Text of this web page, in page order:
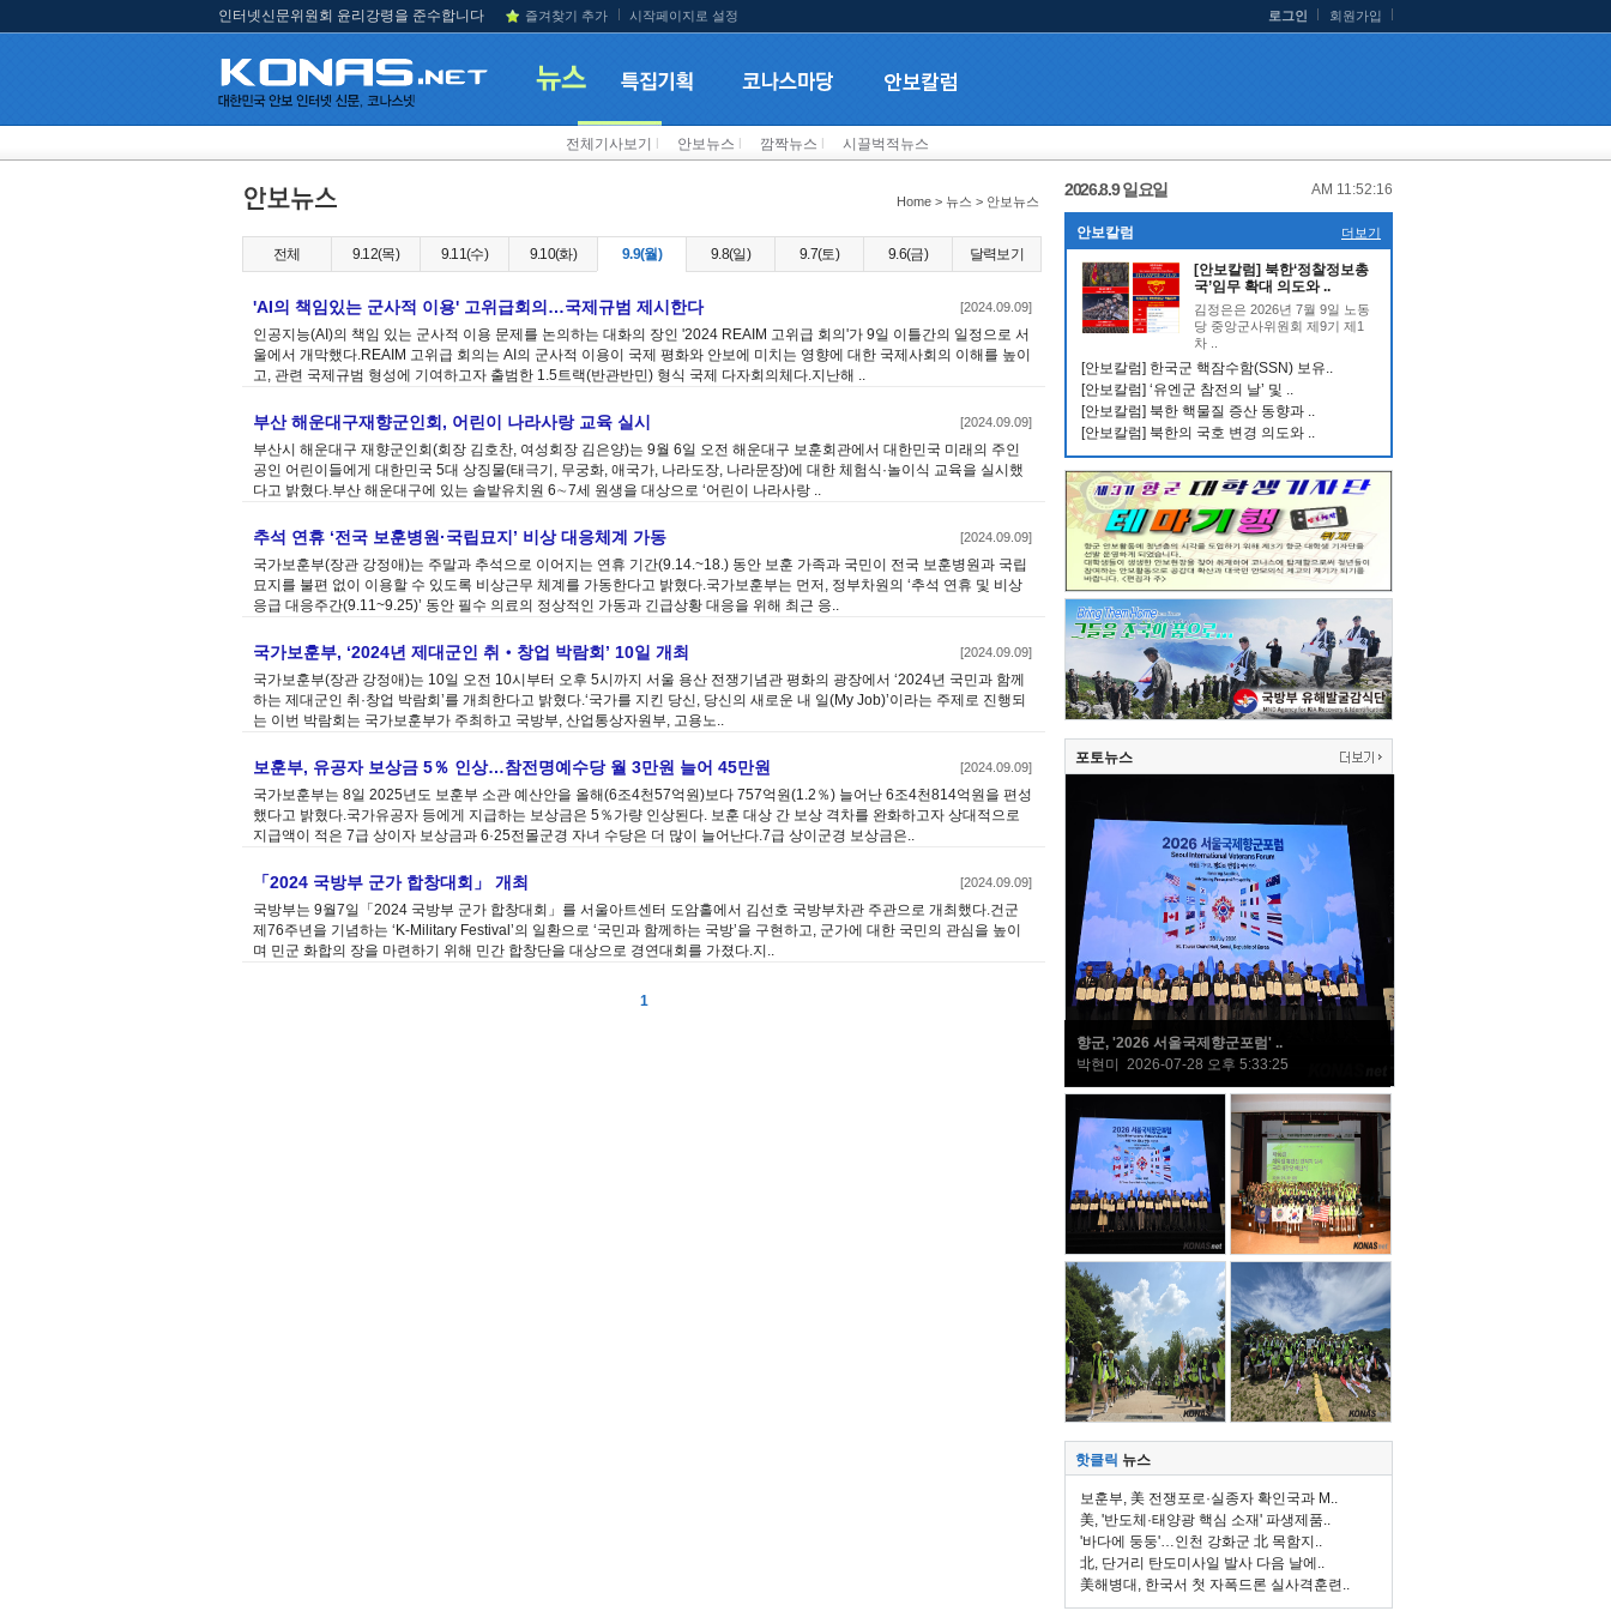
인터넷신문위원회 윤리강령을 준수합니다 즐겨찾기 추가 시작페이지로 설정 로그인 회원가입
전체기사보기 안보뉴스 깜짝뉴스 시끌벅적뉴스
Home > 뉴스 > 안보뉴스
전체 9.12(목) 9.11(수) 9.10(화) 9.9(월) 9.8(일) 9.7(토) 9.6(금) 달력보기
'AI의 책임있는 군사적 이용' 고위급회의…국제규범 제시한다 [2024.09.09]
인공지능(AI)의 책임 있는 군사적 이용 문제를 논의하는 대화의 장인 '2024 REAIM 고위급 회의'가 9일 이틀간의 일정으로 서
울에서 개막했다.REAIM 고위급 회의는 AI의 군사적 이용이 국제 평화와 안보에 미치는 영향에 대한 국제사회의 이해를 높이
고, 관련 국제규범 형성에 기여하고자 출범한 1.5트랙(반관반민) 형식 국제 다자회의체다.지난해 ..
부산 해운대구재향군인회, 어린이 나라사랑 교육 실시 [2024.09.09]
부산시 해운대구 재향군인회(회장 김호찬, 여성회장 김은양)는 9월 6일 오전 해운대구 보훈회관에서 대한민국 미래의 주인
공인 어린이들에게 대한민국 5대 상징물(태극기, 무궁화, 애국가, 나라도장, 나라문장)에 대한 체험식·놀이식 교육을 실시했
다고 밝혔다.부산 해운대구에 있는 솔밭유치원 6∼7세 원생을 대상으로 ‘어린이 나라사랑 ..
추석 연휴 ‘전국 보훈병원·국립묘지’ 비상 대응체계 가동 [2024.09.09]
국가보훈부(장관 강정애)는 주말과 추석으로 이어지는 연휴 기간(9.14.~18.) 동안 보훈 가족과 국민이 전국 보훈병원과 국립
묘지를 불편 없이 이용할 수 있도록 비상근무 체계를 가동한다고 밝혔다.국가보훈부는 먼저, 정부차원의 ‘추석 연휴 및 비상
응급 대응주간(9.11~9.25)’ 동안 필수 의료의 정상적인 가동과 긴급상황 대응을 위해 최근 응..
국가보훈부, ‘2024년 제대군인 취‧창업 박람회’ 10일 개최 [2024.09.09]
국가보훈부(장관 강정애)는 10일 오전 10시부터 오후 5시까지 서울 용산 전쟁기념관 평화의 광장에서 ‘2024년 국민과 함께
하는 제대군인 취·창업 박람회’를 개최한다고 밝혔다.‘국가를 지킨 당신, 당신의 새로운 내 일(My Job)’이라는 주제로 진행되
는 이번 박람회는 국가보훈부가 주최하고 국방부, 산업통상자원부, 고용노..
보훈부, 유공자 보상금 5％ 인상…참전명예수당 월 3만원 늘어 45만원 [2024.09.09]
국가보훈부는 8일 2025년도 보훈부 소관 예산안을 올해(6조4천57억원)보다 757억원(1.2％) 늘어난 6조4천814억원을 편성
했다고 밝혔다.국가유공자 등에게 지급하는 보상금은 5％가량 인상된다. 보훈 대상 간 보상 격차를 완화하고자 상대적으로
지급액이 적은 7급 상이자 보상금과 6·25전몰군경 자녀 수당은 더 많이 늘어난다.7급 상이군경 보상금은..
「2024 국방부 군가 합창대회」 개최 [2024.09.09]
국방부는 9월7일「2024 국방부 군가 합창대회」를 서울아트센터 도암홀에서 김선호 국방부차관 주관으로 개최했다.건군
제76주년을 기념하는 ‘K-Military Festival’의 일환으로 ‘국민과 함께하는 국방’을 구현하고, 군가에 대한 국민의 관심을 높이
며 민군 화합의 장을 마련하기 위해 민간 합창단을 대상으로 경연대회를 가졌다.지..
1
2026.8.9 일요일 AM 11:52:17
안보칼럼 더보기
[안보칼럼] 북한‘정찰정보총
국’임무 확대 의도와 ..
김정은은 2026년 7월 9일 노동
당 중앙군사위원회 제9기 제1
차 ..
[안보칼럼] 한국군 핵잠수함(SSN) 보유..
[안보칼럼] ‘유엔군 참전의 날’ 및 ..
[안보칼럼] 북한 핵물질 증산 동향과 ..
[안보칼럼] 북한의 국호 변경 의도와 ..
포토뉴스
향군, '2026 서울국제향군포럼' ..
박현미 2026-07-28 오후 5:33:25
핫클릭 뉴스
보훈부, 美 전쟁포로·실종자 확인국과 M..
美, '반도체·태양광 핵심 소재' 파생제품..
'바다에 둥둥'…인천 강화군 北 목함지..
北, 단거리 탄도미사일 발사 다음 날에..
美해병대, 한국서 첫 자폭드론 실사격훈련..